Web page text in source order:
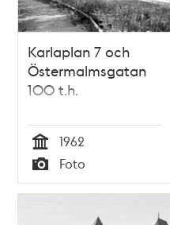
Karlaplan 7 och
Östermalmsgatan
100 t.h.
Tid
1962
Typ
Foto